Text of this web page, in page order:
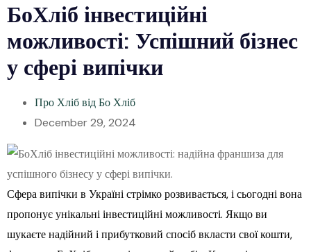
БоХліб інвестиційні
можливості: Успішний бізнес
у сфері випічки
Про Хліб від Бо Хліб
December 29, 2024
Сфера випічки в Україні стрімко розвивається, і сьогодні вона
пропонує унікальні інвестиційні можливості. Якщо ви
шукаєте надійний і прибутковий спосіб вкласти свої кошти,